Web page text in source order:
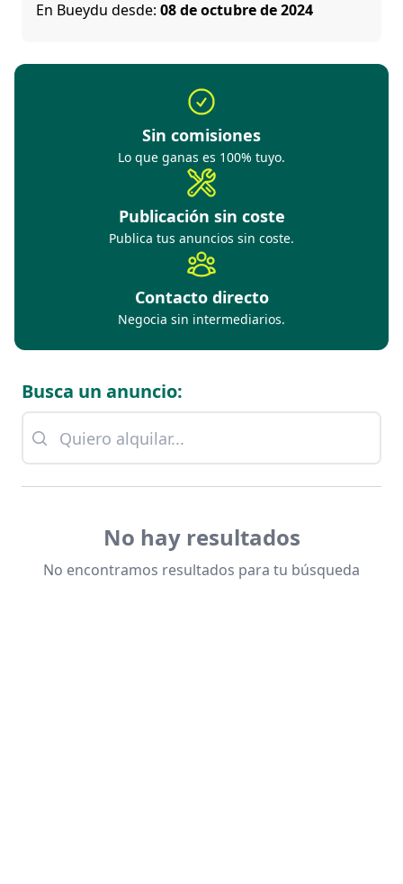
En Bueydu desde: 08 de octubre de 2024
Sin comisiones
Lo que ganas es 100% tuyo.
Publicación sin coste
Publica tus anuncios sin coste.
Contacto directo
Negocia sin intermediarios.
Busca un anuncio:
No hay resultados
No encontramos resultados para tu búsqueda